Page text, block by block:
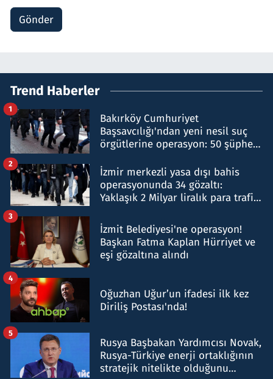
Gönder
Trend Haberler
Bakırköy Cumhuriyet
Başsavcılığı'ndan yeni nesil suç
örgütlerine operasyon: 50 şüpheli
1
İzmir merkezli yasa dışı bahis
operasyonunda 34 gözaltı:
Yaklaşık 2 Milyar liralık para trafiği
2
İzmit Belediyesi'ne operasyon!
Başkan Fatma Kaplan Hürriyet ve
eşi gözaltına alındı
3
Oğuzhan Uğur’un ifadesi ilk kez
Diriliş Postası'nda!
4
Rusya Başbakan Yardımcısı Novak,
Rusya-Türkiye enerji ortaklığının
stratejik nitelikte olduğunu
5